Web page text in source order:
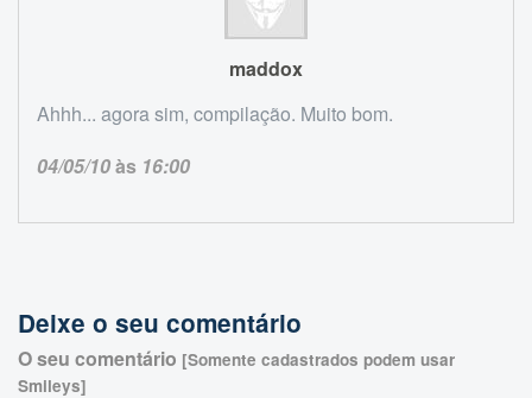
maddox
Ahhh... agora sim, compilação. Muito bom.
04/05/10às 16:00
Deixe o seu comentário
O seu comentário [Somente cadastrados podem usar
Smileys]